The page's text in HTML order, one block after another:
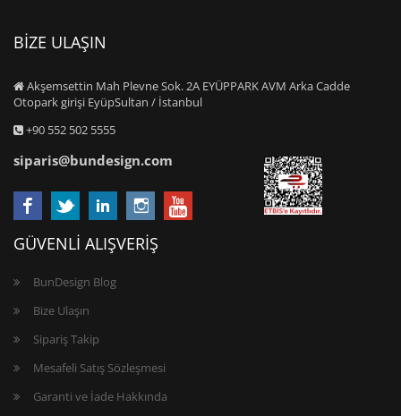
BİZE ULAŞIN
Akşemsettin Mah Plevne Sok. 2A EYÜPPARK AVM Arka Cadde
Otopark girişi EyüpSultan / İstanbul
+90 552 502 5555
siparis@bundesign.com
GÜVENLİ ALIŞVERİŞ
BunDesign Blog
Bize Ulaşın
Sipariş Takip
Mesafeli Satış Sözleşmesi
Garanti ve İade Hakkında